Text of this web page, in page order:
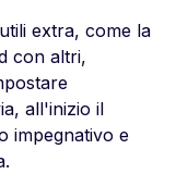
extra, come la
con altri,
all'inizio il
impegnativo e